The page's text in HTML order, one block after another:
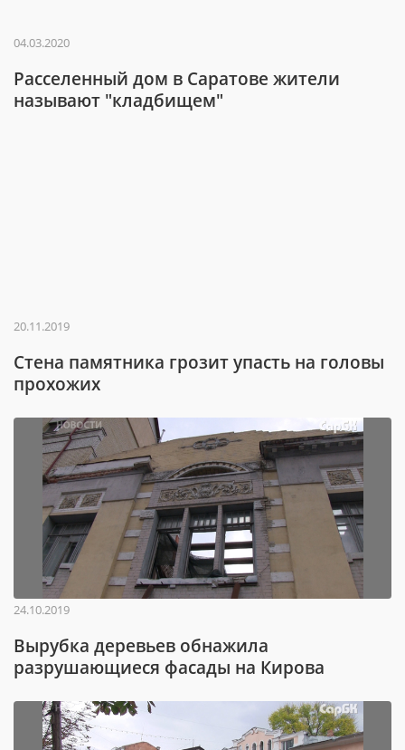
04.03.2020
Расселенный дом в Саратове жители
называют "кладбищем"
20.11.2019
Стена памятника грозит упасть на головы
прохожих
24.10.2019
Вырубка деревьев обнажила
разрушающиеся фасады на Кирова